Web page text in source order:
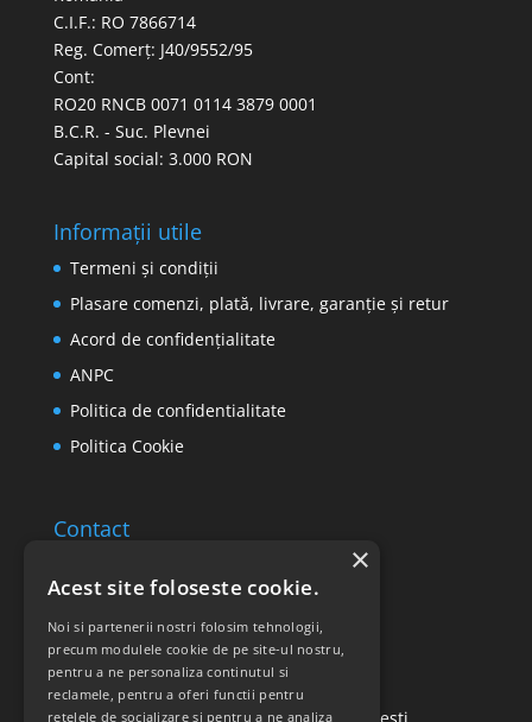
C.I.F.: RO 7866714
Reg. Comerț: J40/9552/95
Cont:
RO20 RNCB 0071 0114 3879 0001
B.C.R. - Suc. Plevnei
Capital social: 3.000 RON
Informații utile
Termeni și condiții
Plasare comenzi, plată, livrare, garanție și retur
Acord de confidențialitate
ANPC
Politica de confidentialitate
Politica Cookie
Contact
Retur produse
Acest site foloseste cookie.
Noi si partenerii nostri folosim tehnologii,
precum modulele cookie de pe site-ul nostru,
pentru a ne personaliza continutul si
reclamele, pentru a oferi functii pentru
retelele de socializare si pentru a ne analiza
×